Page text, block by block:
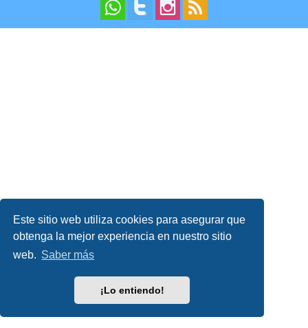
Este sitio web utiliza cookies para asegurar que
obtenga la mejor experiencia en nuestro sitio
web. Saber más
¡Lo entiendo!